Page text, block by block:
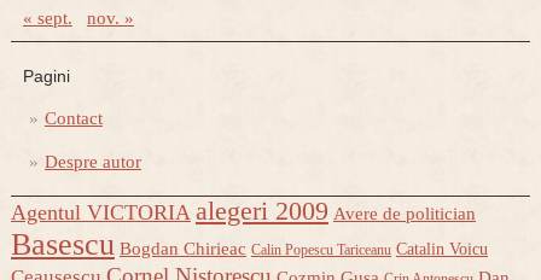
« sept. nov. »
Pagini
Contact
Despre autor
Agentul VICTORIA alegeri 2009 Avere de politician
Basescu Bogdan Chirieac Calin Popescu Tariceanu Catalin Voicu